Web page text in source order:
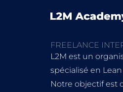
FREELANCE
L2M est un
spécialisé en Lean
Notre objectif est